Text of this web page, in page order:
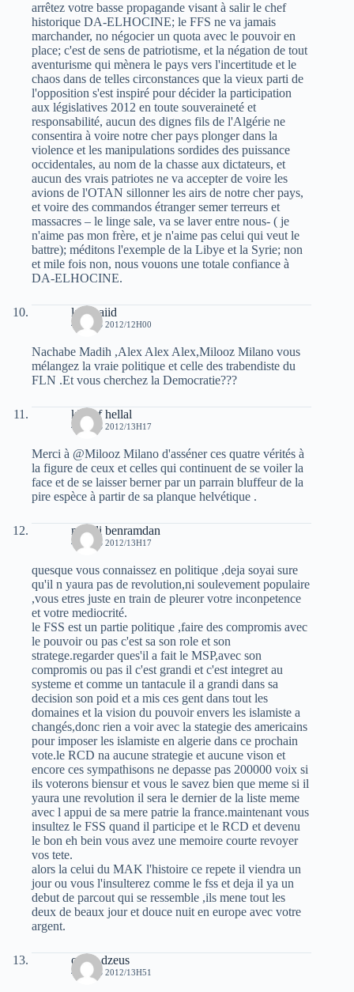
arrêtez votre basse propagande visant à salir le chef
historique DA-ELHOCINE; le FFS ne va jamais
marchander, no négocier un quota avec le pouvoir en
place; c'est de sens de patriotisme, et la négation de tout
aventurisme qui mènera le pays vers l'incertitude et le
chaos dans de telles circonstances que la vieux parti de
l'opposition s'est inspiré pour décider la participation
aux législatives 2012 en toute souveraineté et
responsabilité, aucun des dignes fils de l'Algérie ne
consentira à voire notre cher pays plonger dans la
violence et les manipulations sordides des puissance
occidentales, au nom de la chasse aux dictateurs, et
aucun des vrais patriotes ne va accepter de voire les
avions de l'OTAN sillonner les airs de notre cher pays,
et voire des commandos étranger semer terreurs et
massacres – le linge sale, va se laver entre nous- ( je
n'aime pas mon frère, et je n'aime pas celui qui veut le
battre); méditons l'exemple de la Libye et la Syrie; non
et mile fois non, nous vouons une totale confiance à
DA-ELHOCINE.
laid baiid
4 MARS 2012/12H00
Nachabe Madih ,Alex Alex Alex,Milooz Milano vous
mélangez la vraie politique et celle des trabendiste du
FLN .Et vous cherchez la Democratie???
khelaf hellal
4 MARS 2012/13H17
Merci à @Milooz Milano d'asséner ces quatre vérités à
la figure de ceux et celles qui continuent de se voiler la
face et de se laisser berner par un parrain bluffeur de la
pire espèce à partir de sa planque helvétique .
mehdi benramdan
4 MARS 2012/13H17
quesque vous connaissez en politique ,deja soyai sure
qu'il n yaura pas de revolution,ni soulevement populaire
,vous etres juste en train de pleurer votre inconpetence
et votre mediocrité.
le FSS est un partie politique ,faire des compromis avec
le pouvoir ou pas c'est sa son role et son
stratege.regarder ques'il a fait le MSP,avec son
compromis ou pas il c'est grandi et c'est integret au
systeme et comme un tantacule il a grandi dans sa
decision son poid et a mis ces gent dans tout les
domaines et la vision du pouvoir envers les islamiste a
changés,donc rien a voir avec la stategie des americains
pour imposer les islamiste en algerie dans ce prochain
vote.le RCD na aucune strategie et aucune vison et
encore ces sympathisons ne depasse pas 200000 voix si
ils voterons biensur et vous le savez bien que meme si il
yaura une revolution il sera le dernier de la liste meme
avec l appui de sa mere patrie la france.maintenant vous
insultez le FSS quand il participe et le RCD et devenu
le bon eh bein vous avez une memoire courte revoyer
vos tete.
alors la celui du MAK l'histoire ce repete il viendra un
jour ou vous l'insulterez comme le fss et deja il ya un
debut de parcout qui se ressemble ,ils mene tout les
deux de beaux jour et douce nuit en europe avec votre
argent.
oziris dzeus
4 MARS 2012/13H51